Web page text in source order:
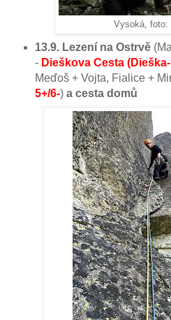
Vysoká, foto:
13.9. Lezení na Ostrvě
- Dieškova Cesta
Meďoš + Vojta, Fialice +
5+/6-) a cesta domů